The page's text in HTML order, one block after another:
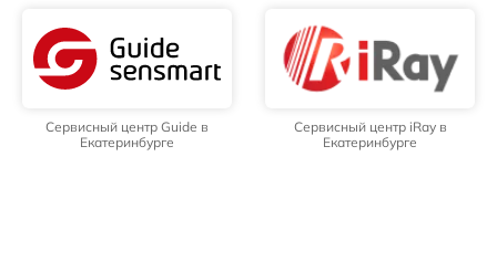
Сервисный центр Guide в
Екатеринбурге
Сервисный центр iRay в
Екатеринбурге